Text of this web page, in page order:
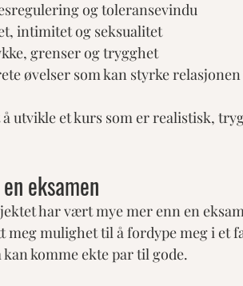
og toleransevindu
intimitet og seksualitet
grenser og trygghet
øvelser som kan styrke
å utvikle et kurs som er realistisk,
eksamen
har vært mye mer enn en
meg mulighet til å fordype meg i et
komme ekte par til gode.